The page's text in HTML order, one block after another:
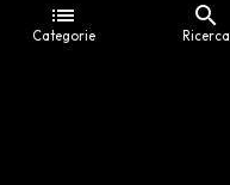
list
Categorie
search
Ricerca